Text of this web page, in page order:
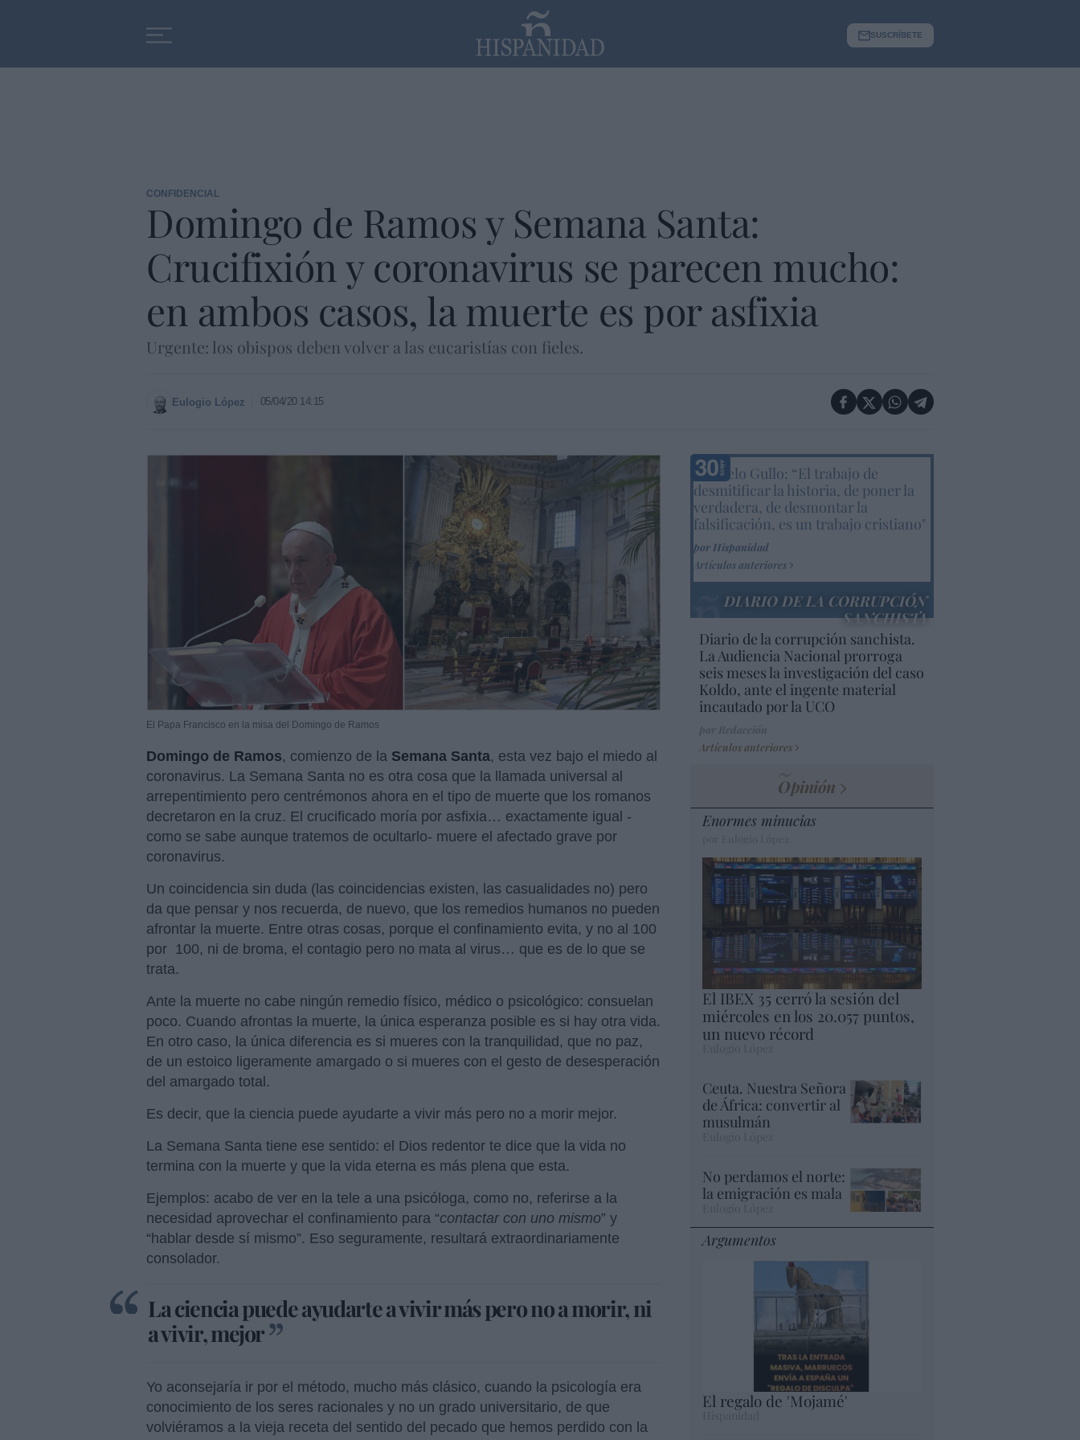
SUSCRÍBETE
CONFIDENCIAL
Domingo de Ramos y Semana Santa:
Crucifixión y coronavirus se parecen mucho:
en ambos casos, la muerte es por asfixia
Urgente: los obispos deben volver a las eucaristías con fieles.
Eulogio López 05/04/20 14:15
El Papa Francisco en la misa del Domingo de Ramos
Domingo de Ramos, comienzo de la Semana Santa, esta vez bajo el miedo al
coronavirus. La Semana Santa no es otra cosa que la llamada universal al
arrepentimiento pero centrémonos ahora en el tipo de muerte que los romanos
decretaron en la cruz. El crucificado moría por asfixia… exactamente igual -
como se sabe aunque tratemos de ocultarlo- muere el afectado grave por
coronavirus.
Un coincidencia sin duda (las coincidencias existen, las casualidades no) pero
da que pensar y nos recuerda, de nuevo, que los remedios humanos no pueden
afrontar la muerte. Entre otras cosas, porque el confinamiento evita, y no al 100
por 100, ni de broma, el contagio pero no mata al virus… que es de lo que se
trata.
Ante la muerte no cabe ningún remedio físico, médico o psicológico: consuelan
poco. Cuando afrontas la muerte, la única esperanza posible es si hay otra vida.
En otro caso, la única diferencia es si mueres con la tranquilidad, que no paz,
de un estoico ligeramente amargado o si mueres con el gesto de desesperación
del amargado total.
Es decir, que la ciencia puede ayudarte a vivir más pero no a morir mejor.
La Semana Santa tiene ese sentido: el Dios redentor te dice que la vida no
termina con la muerte y que la vida eterna es más plena que esta.
Ejemplos: acabo de ver en la tele a una psicóloga, como no, referirse a la
necesidad aprovechar el confinamiento para “contactar con uno mismo” y
“hablar desde sí mismo”. Eso seguramente, resultará extraordinariamente
consolador.
La ciencia puede ayudarte a vivir más pero no a morir, ni
a vivir, mejor
Yo aconsejaría ir por el método, mucho más clásico, cuando la psicología era
conocimiento de los seres racionales y no un grado universitario, de que
volviéramos a la vieja receta del sentido del pecado que hemos perdido con la
Marcelo Gullo: “El trabajo de
desmitificar la historia, de poner la
verdadera, de desmontar la
falsificación, es un trabajo cristiano"
por Hispanidad
Artículos anteriores
DIARIO DE LA CORRUPCIÓN
SANCHISTA
Diario de la corrupción sanchista.
La Audiencia Nacional prorroga
seis meses la investigación del caso
Koldo, ante el ingente material
incautado por la UCO
Artículos anteriores
Opinión
Enormes minucias
El IBEX 35 cerró la sesión del
miércoles en los 20.057 puntos,
un nuevo récord
Ceuta. Nuestra Señora
de África: convertir al
musulmán
No perdamos el norte:
la emigración es mala
Argumentos
El regalo de 'Mojamé'